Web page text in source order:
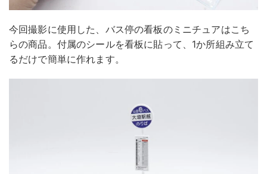
今回撮影に使用した、バス停の看板のミニチュアはこち
らの商品。付属のシールを看板に貼って、1か所組み立て
るだけで簡単に作れます。